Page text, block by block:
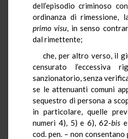
dell’episodio criminoso
ordinanza di rimessione,
primo visu, in senso
dal rimettente;
che, per altro verso, il
censurato l’eccessiva
sanzionatorio, senza
se le attenuanti comuni
sequestro di persona a
in particolare, quelle
numeri 4), 5) e 6), 62-bise
cod. pen. – non